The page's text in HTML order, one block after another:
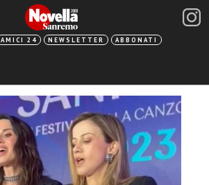
AMICI 24 NEWSLETTER ABBONATI